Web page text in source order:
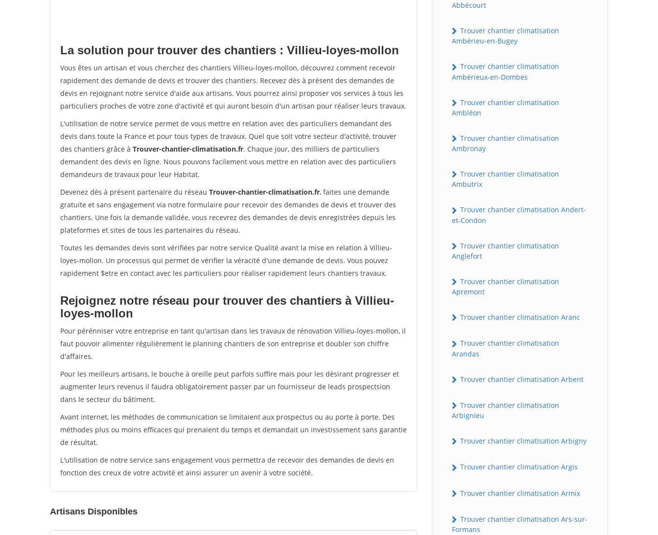
La solution pour trouver des chantiers : Villieu-loyes-mollon
Vous êtes un artisan et vous cherchez des chantiers Villieu-loyes-mollon, découvrez comment recevoir
rapidement des demande de devis et trouver des chantiers. Recevez dès à présent des demandes de
devis en rejoignant notre service d'aide aux artisans. Vous pourrez ainsi proposer vos services à tous les
particuliers proches de votre zone d'activité et qui auront besoin d'un artisan pour réaliser leurs travaux.
L'utilisation de notre service permet de vous mettre en relation avec des particuliers demandant des
devis dans toute la France et pour tous types de travaux. Quel que soit votre secteur d'activité, trouver
des chantiers grâce à Trouver-chantier-climatisation.fr. Chaque jour, des milliers de particuliers
demandent des devis en ligne. Nous pouvons facilement vous mettre en relation avec des particuliers
demandeurs de travaux pour leur Habitat.
Devenez dès à présent partenaire du réseau Trouver-chantier-climatisation.fr, faites une demande
gratuite et sans engagement via notre formulaire pour recevoir des demandes de devis et trouver des
chantiers. Une fois la demande validée, vous recevrez des demandes de devis enregistrées depuis les
plateformes et sites de tous les partenaires du réseau.
Toutes les demandes devis sont vérifiées par notre service Qualité avant la mise en relation à Villieu-
loyes-mollon. Un processus qui permet de vérifier la véracité d'une demande de devis. Vous pouvez
rapidement $etre en contact avec les particuliers pour réaliser rapidement leurs chantiers travaux.
Rejoignez notre réseau pour trouver des chantiers à Villieu-
loyes-mollon
Pour pérénniser votre entreprise en tant qu'artisan dans les travaux de rénovation Villieu-loyes-mollon, il
faut pouvoir alimenter régulièrement le planning chantiers de son entreprise et doubler son chiffre
d'affaires.
Pour les meilleurs artisans, le bouche à oreille peut parfois suffire mais pour les désirant progresser et
augmenter leurs revenus il faudra obligatoirement passer par un fournisseur de leads prospectsion
dans le secteur du bâtiment.
Avant internet, les méthodes de communication se limitaient aux prospectus ou au porte à porte. Des
méthodes plus ou moins efficaces qui prenaient du temps et demandait un investissement sans garantie
de résultat.
L'utilisation de notre service sans engagement vous permettra de recevoir des demandes de devis en
fonction des creux de votre activité et ainsi assurer un avenir à votre société.
Artisans Disponibles
Abbécourt
Trouver chantier climatisation
Ambérieu-en-Bugey
Trouver chantier climatisation
Ambérieux-en-Dombes
Trouver chantier climatisation
Ambléon
Trouver chantier climatisation
Ambronay
Trouver chantier climatisation
Ambutrix
Trouver chantier climatisation Andert-
et-Condon
Trouver chantier climatisation
Anglefort
Trouver chantier climatisation
Apremont
Trouver chantier climatisation Aranc
Trouver chantier climatisation
Arandas
Trouver chantier climatisation Arbent
Trouver chantier climatisation
Arbignieu
Trouver chantier climatisation Arbigny
Trouver chantier climatisation Argis
Trouver chantier climatisation Armix
Trouver chantier climatisation Ars-sur-
Formans